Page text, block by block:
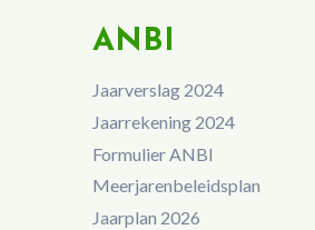
ANBI
Jaarverslag 2024
Jaarrekening 2024
Formulier ANBI
Meerjarenbeleidsplan
Jaarplan 2026